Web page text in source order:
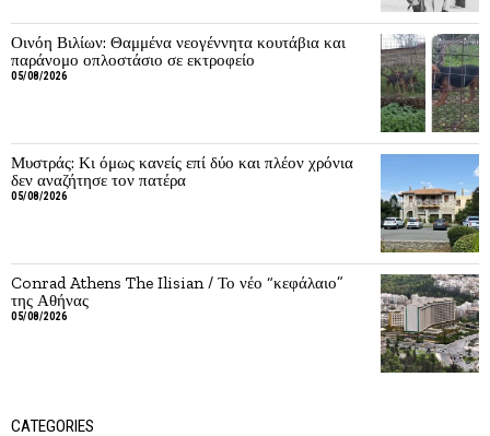
Οινόη Βιλίων: Θαμμένα νεογέννητα κουτάβια και
παράνομο οπλοστάσιο σε εκτροφείο
05/08/2026
Μυστράς: Κι όμως κανείς επί δύο και πλέον χρόνια
δεν αναζήτησε τον πατέρα
05/08/2026
Conrad Athens The Ilisian / Το νέο “κεφάλαιο”
της Αθήνας
05/08/2026
CATEGORIES